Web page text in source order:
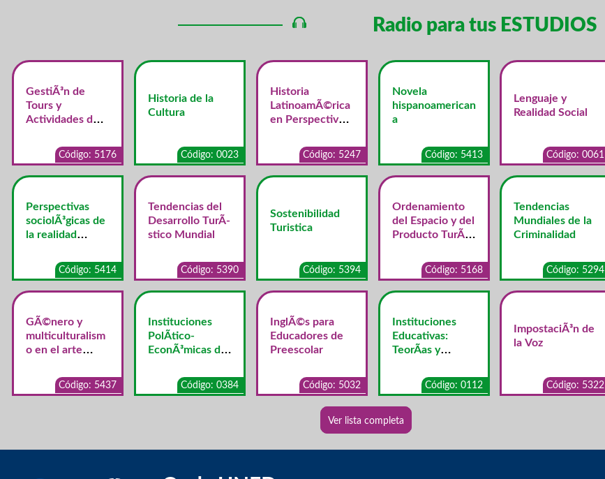
Radio para tus ESTUDIOS
GestiÃ³n de
Tours y
Actividades de
Alternativo y de
Aventura
Código: 5176
Historia de la
Cultura
Código: 0023
Historia
LatinoamÃ©rica
en Perspectiva
Código: 5247
Novela
hispanoamerican
a
Código: 5413
Lenguaje y
Realidad Social
Código: 0061
Perspectivas
sociolÃ³gicas de
la realidad
Código: 5414
Tendencias del
Desarrollo TurÃ­
stico Mundial
Código: 5390
Sostenibilidad
Turistica
Código: 5394
Ordenamiento
del Espacio y del
Producto TurÃ­
Código: 5168
Tendencias
Mundiales de la
Criminalidad
Código: 5294
GÃ©nero y
multiculturalism
o en el arte
Código: 5437
Instituciones
PolÃ­tico-
EconÃ³micas de
Código: 0384
InglÃ©s para
Educadores de
Preescolar
Código: 5032
Instituciones
Educativas:
TeorÃ­as y
Código: 0112
ImpostaciÃ³n de
la Voz
Código: 5322
Ver lista completa